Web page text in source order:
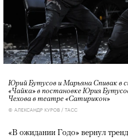
Юрий Бутусов и Марьяна Спивак в
«Чайка» в постановке Юрия
Чехова в театре «Сатирикон»
© АЛЕКСАНДР КУРОВ / ТАСС
«В ожидании Годо» вернул